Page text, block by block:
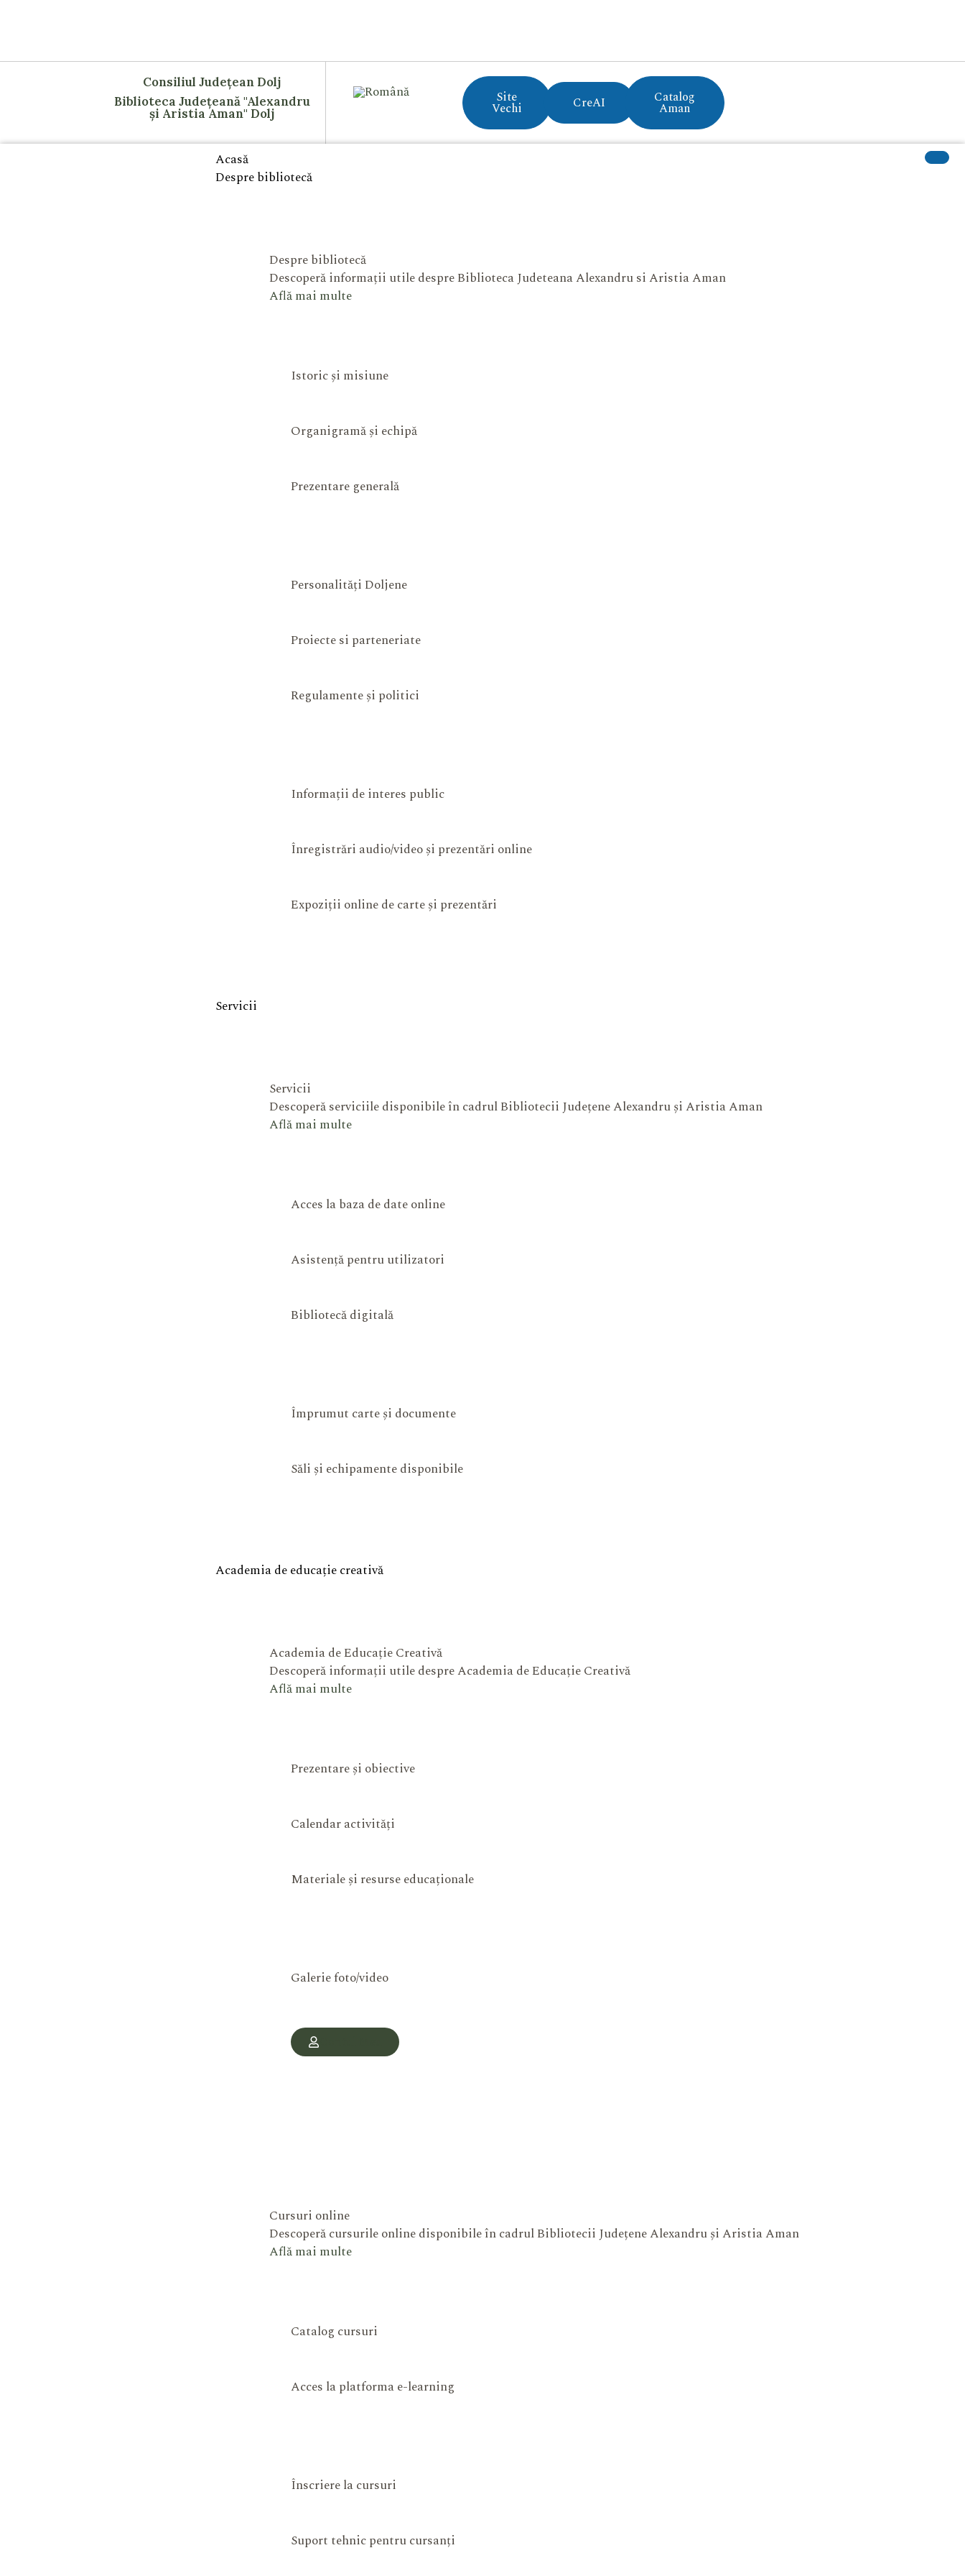
Consiliul Județean Dolj
Biblioteca Județeană "Alexandru
și Aristia Aman" Dolj
Site
Vechi CreAI Catalog
Aman
Acasă
Despre bibliotecă
Despre bibliotecă
Descoperă informații utile despre Biblioteca Judeteana Alexandru si Aristia Aman
Află mai multe
Istoric și misiune
Organigramă și echipă
Prezentare generală
Personalități Doljene
Proiecte si parteneriate
Regulamente și politici
Informații de interes public
Înregistrări audio/video și prezentări online
Expoziții online de carte și prezentări
Servicii
Servicii
Descoperă serviciile disponibile în cadrul Bibliotecii Județene Alexandru și Aristia Aman
Află mai multe
Acces la baza de date online
Asistență pentru utilizatori
Bibliotecă digitală
Împrumut carte și documente
Săli și echipamente disponibile
Academia de educație creativă
Academia de Educație Creativă
Descoperă informații utile despre Academia de Educație Creativă
Află mai multe
Prezentare și obiective
Calendar activități
Materiale și resurse educaționale
Galerie foto/video
Cursuri online
Descoperă cursurile online disponibile în cadrul Bibliotecii Județene Alexandru și Aristia Aman
Află mai multe
Catalog cursuri
Acces la platforma e-learning
Înscriere la cursuri
Suport tehnic pentru cursanți